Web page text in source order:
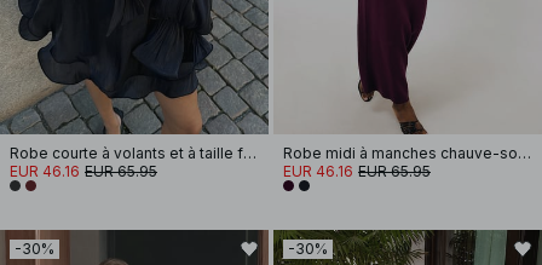
Robe courte à volants et à taille froncée
EUR 46.16 EUR 65.95
Robe midi à manches chauve-souris avec détail de couture
EUR 46.16 EUR 65.95
-30% -30%